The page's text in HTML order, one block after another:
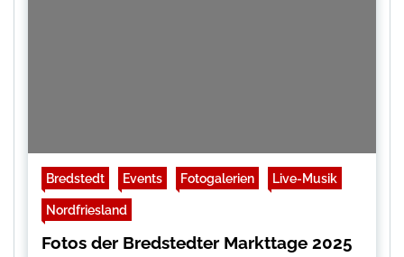
Bredstedt Events Fotogalerien Live-Musik
Nordfriesland
Fotos der Bredstedter Markttage 2025